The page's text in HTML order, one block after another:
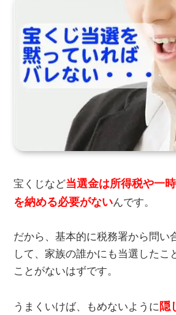
宝くじなど当選金は所得税や一
を納める必要がないんです。
だから、基本的に税務署から問い
して、家族の誰かにも当選したこ
ことがないはずです。
うまくいけば、もめないように隠